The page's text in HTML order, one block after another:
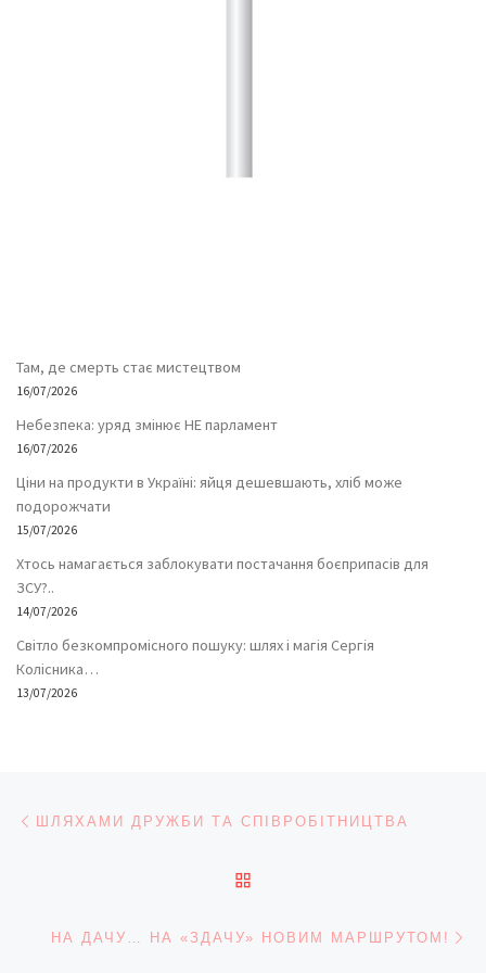
Там, де смерть стає мистецтвом
16/07/2026
Небезпека: уряд змінює НЕ парламент
16/07/2026
Ціни на продукти в Україні: яйця дешевшають, хліб може
подорожчати
15/07/2026
Хтось намагається заблокувати постачання боєприпасів для
ЗСУ?..
14/07/2026
Світло безкомпромісного пошуку: шлях і магія Сергія
Колісника…
13/07/2026
Навігація записів
ШЛЯХАМИ ДРУЖБИ ТА СПІВРОБІТНИЦТВА
НА ДАЧУ… НА «ЗДАЧУ» НОВИМ МАРШРУТОМ!